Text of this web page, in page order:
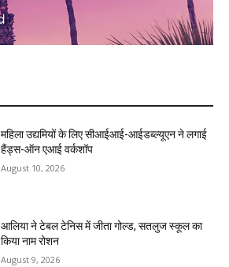
महिला उद्यमियों के लिए सीआईआई-आईडब्ल्यूएन ने लगाई
हैंड्स-ऑन एआई वर्कशॉप
August 10, 2026
आलिया ने टेबल टेनिस में जीता गोल्ड, सतलुज स्कूल का
किया नाम रोशन
August 9, 2026